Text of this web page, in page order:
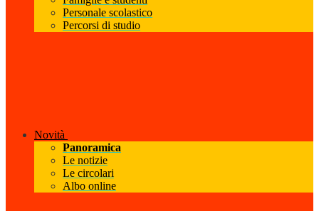
Personale scolastico
Percorsi di studio
Novità
Panoramica
Le notizie
Le circolari
Albo online